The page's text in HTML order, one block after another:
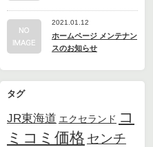
2021.01.12
ホームページ メンテナン
スのお知らせ
タグ
JR東海道 エクセランド コ
ミコミ価格 センチ